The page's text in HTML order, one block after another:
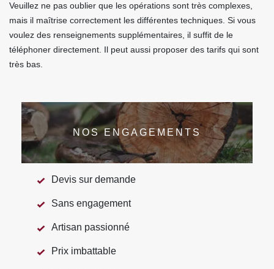
Veuillez ne pas oublier que les opérations sont très complexes,
mais il maîtrise correctement les différentes techniques. Si vous
voulez des renseignements supplémentaires, il suffit de le
téléphoner directement. Il peut aussi proposer des tarifs qui sont
très bas.
NOS ENGAGEMENTS
Devis sur demande
Sans engagement
Artisan passionné
Prix imbattable